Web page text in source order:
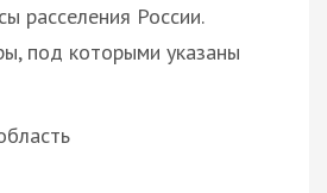
расселения России.
под которыми указаны